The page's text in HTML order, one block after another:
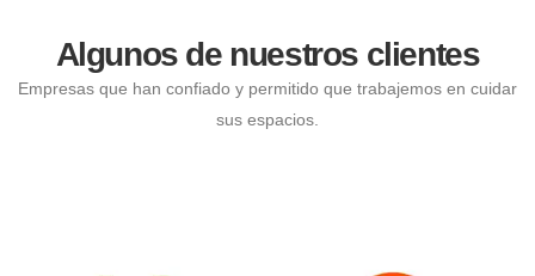
Algunos de nuestros clientes
Empresas que han confiado y permitido que trabajemos en cuidar
sus espacios.